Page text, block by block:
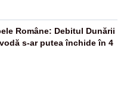
Române: Debitul Dunării
s-ar putea închide în 4